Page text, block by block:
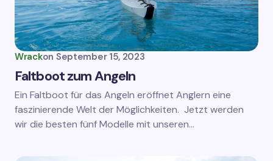
Wrackon September 15, 2023
Faltboot zum Angeln
Ein Faltboot für das Angeln eröffnet Anglern eine
faszinierende Welt der Möglichkeiten. Jetzt werden
wir die besten fünf Modelle mit unseren…